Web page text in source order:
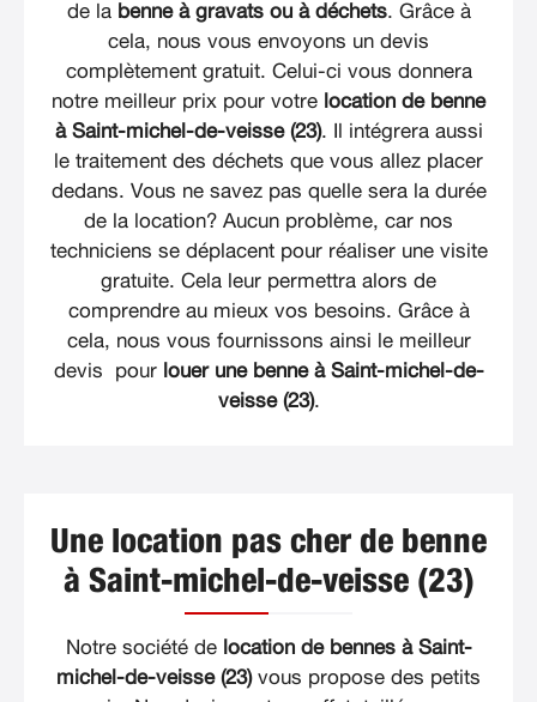
de la benne à gravats ou à déchets. Grâce à
cela, nous vous envoyons un devis
complètement gratuit. Celui-ci vous donnera
notre meilleur prix pour votre location de benne
à Saint-michel-de-veisse (23). Il intégrera aussi
le traitement des déchets que vous allez placer
dedans. Vous ne savez pas quelle sera la durée
de la location? Aucun problème, car nos
techniciens se déplacent pour réaliser une visite
gratuite. Cela leur permettra alors de
comprendre au mieux vos besoins. Grâce à
cela, nous vous fournissons ainsi le meilleur
devis pour louer une benne à Saint-michel-de-
veisse (23).
Une location pas cher de benne
à Saint-michel-de-veisse (23)
Notre société de location de bennes à Saint-
michel-de-veisse (23)vous propose des petits